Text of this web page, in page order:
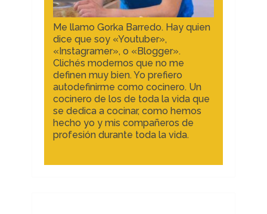
Me llamo Gorka Barredo. Hay quien
dice que soy «Youtuber»,
«Instagramer», o «Blogger».
Clichés modernos que no me
definen muy bien. Yo prefiero
autodefinirme como cocinero. Un
cocinero de los de toda la vida que
se dedica a cocinar, como hemos
hecho yo y mis compañeros de
profesión durante toda la vida.